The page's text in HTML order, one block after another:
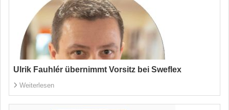
Ulrik Fauhlér übernimmt Vorsitz bei Sweflex
Weiterlesen